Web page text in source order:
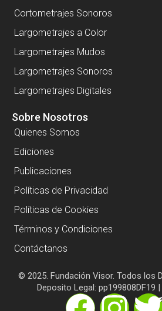
Cortometrajes Sonoros
Largometrajes a Color
Largometrajes Mudos
Largometrajes Sonoros
Largometrajes Digitales
Sobre Nosotros
Quienes Somos
Ediciones
Publicaciones
Políticas de Privacidad
Políticas de Cookies
Términos y Condiciones
Contáctanos
© 2025. Fundación Visor. Todos los
Deposito Legal: pp199808DF19